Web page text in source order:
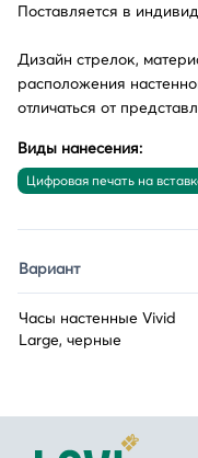
Поставляется в
Дизайн стрелок,
расположения
отличаться от
Виды нанесения:
Цифровая печать на
Вариант
Часы настенные Vivid
Large, черные